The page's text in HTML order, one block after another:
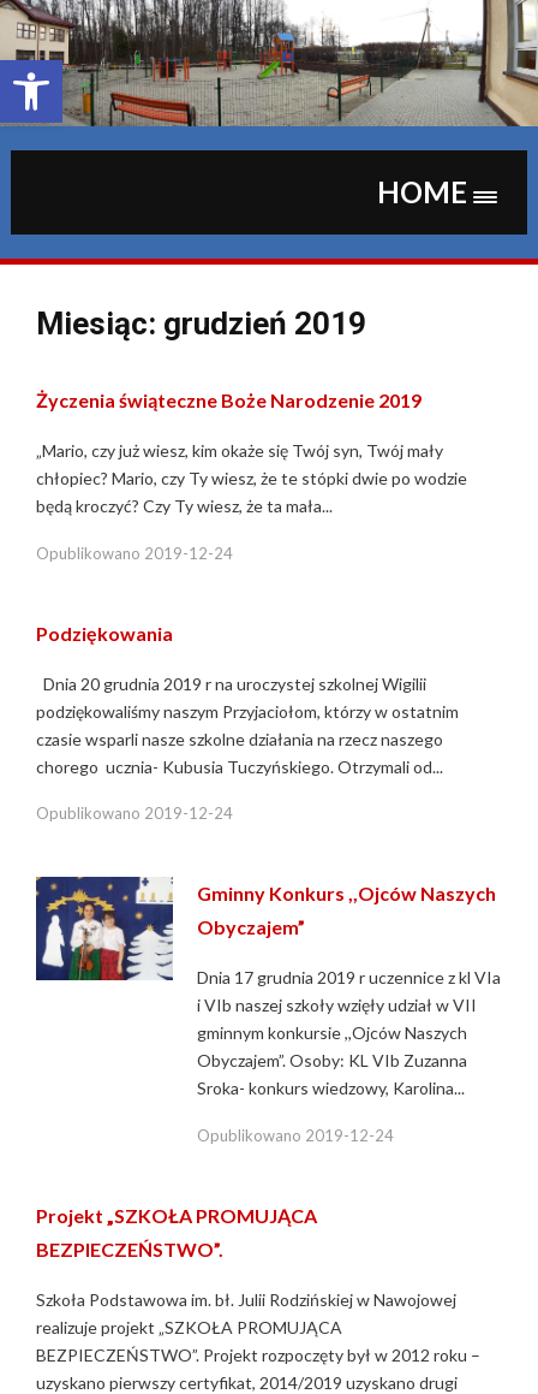
Otwórz pasek narzędzi
Skip
to
content
HOME
Miesiąc: grudzień 2019
Życzenia świąteczne Boże Narodzenie 2019
„Mario, czy już wiesz, kim okaże się Twój syn, Twój mały
chłopiec? Mario, czy Ty wiesz, że te stópki dwie po wodzie
będą kroczyć? Czy Ty wiesz, że ta mała...
Opublikowano 2019-12-24
Podziękowania
Dnia 20 grudnia 2019 r na uroczystej szkolnej Wigilii
podziękowaliśmy naszym Przyjaciołom, którzy w ostatnim
czasie wsparli nasze szkolne działania na rzecz naszego
chorego ucznia- Kubusia Tuczyńskiego. Otrzymali od...
Opublikowano 2019-12-24
Gminny Konkurs ,,Ojców Naszych
Obyczajem”
Dnia 17 grudnia 2019 r uczennice z kl VIa
i VIb naszej szkoły wzięły udział w VII
gminnym konkursie ,,Ojców Naszych
Obyczajem”. Osoby: KL VIb Zuzanna
Sroka- konkurs wiedzowy, Karolina...
Opublikowano 2019-12-24
Projekt „SZKOŁA PROMUJĄCA
BEZPIECZEŃSTWO”.
Szkoła Podstawowa im. bł. Julii Rodzińskiej w Nawojowej
realizuje projekt „SZKOŁA PROMUJĄCA
BEZPIECZEŃSTWO”. Projekt rozpoczęty był w 2012 roku –
uzyskano pierwszy certyfikat, 2014/2019 uzyskano drugi